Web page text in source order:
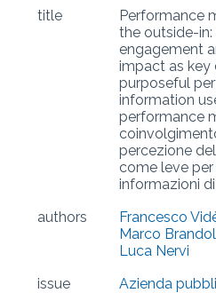
title
Performance
the outside-
engagement
impact as key
purposeful
information
performance
percezione
come leve per
informazioni
authors
Francesco
Marco
Luca Nervi
issue
Azienda